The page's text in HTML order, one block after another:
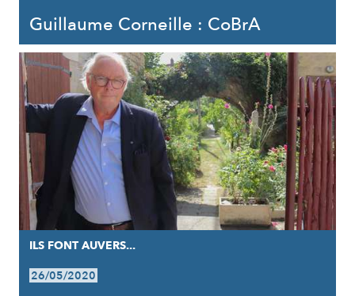
Guillaume Corneille : CoBrA
ILS FONT AUVERS...
26/05/2020